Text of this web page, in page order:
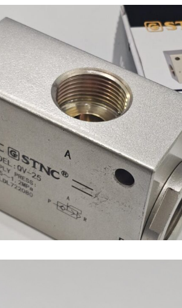
Stainless (สแตนเลส)
Cast Iron (เหล็กหล่อ)